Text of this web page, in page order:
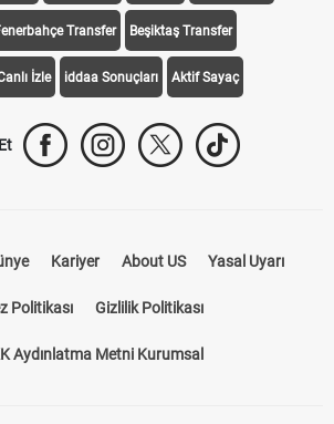
Transfer Beşiktaş Transfer
İzle iddaa Sonuçları Aktif Sayaç
Kariyer About US Yasal Uyarı
Politikası Gizlilik Politikası
Aydınlatma Metni Kurumsal